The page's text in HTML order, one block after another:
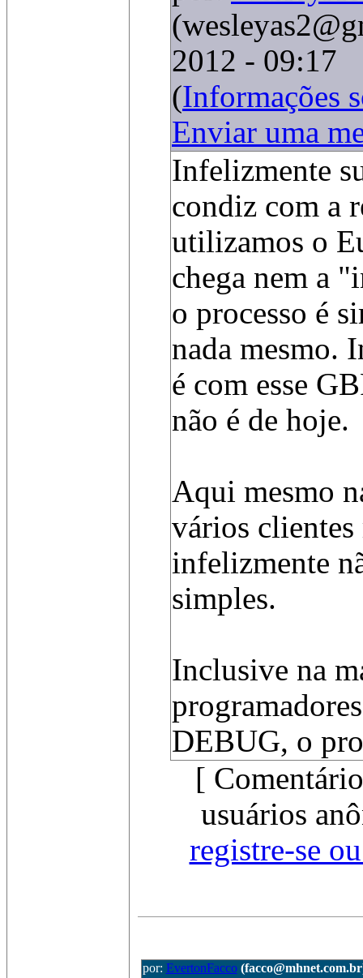
2012 - 09:17
(Informações
Enviar uma
Infelizmente
condiz com a
utilizamos o
chega nem a
o processo é
nada mesmo.
é com esse
não é de hoje.
Aqui mesmo
vários clientes
infelizmente
simples.
Inclusive na
DEBUG, o
[
usuários
registre-se
por: EvertonFacco